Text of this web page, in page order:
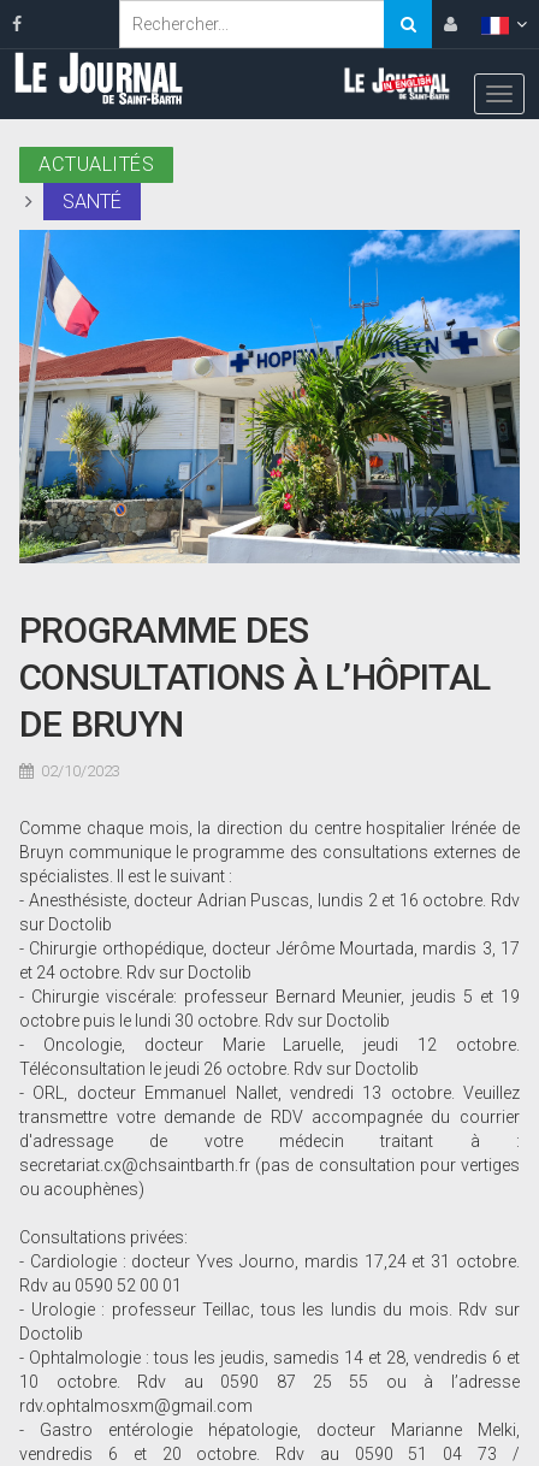
ACTUALITÉS
SANTÉ
PROGRAMME DES
CONSULTATIONS À L’HÔPITAL
DE BRUYN
02/10/2023
Comme chaque mois, la direction du centre hospitalier Irénée de
Bruyn communique le programme des consultations externes de
spécialistes. Il est le suivant :
- Anesthésiste, docteur Adrian Puscas, lundis 2 et 16 octobre. Rdv
sur Doctolib
- Chirurgie orthopédique, docteur Jérôme Mourtada, mardis 3, 17
et 24 octobre. Rdv sur Doctolib
- Chirurgie viscérale: professeur Bernard Meunier, jeudis 5 et 19
octobre puis le lundi 30 octobre. Rdv sur Doctolib
- Oncologie, docteur Marie Laruelle, jeudi 12 octobre.
Téléconsultation le jeudi 26 octobre. Rdv sur Doctolib
- ORL, docteur Emmanuel Nallet, vendredi 13 octobre. Veuillez
transmettre votre demande de RDV accompagnée du courrier
d'adressage de votre médecin traitant à :
secretariat.cx@chsaintbarth.fr (pas de consultation pour vertiges
ou acouphènes)
Consultations privées:
- Cardiologie : docteur Yves Journo, mardis 17,24 et 31 octobre.
Rdv au 0590 52 00 01
- Urologie : professeur Teillac, tous les lundis du mois. Rdv sur
Doctolib
- Ophtalmologie : tous les jeudis, samedis 14 et 28, vendredis 6 et
10 octobre. Rdv au 0590 87 25 55 ou à l’adresse
rdv.ophtalmosxm@gmail.com
- Gastro entérologie hépatologie, docteur Marianne Melki,
vendredis 6 et 20 octobre. Rdv au 0590 51 04 73 /